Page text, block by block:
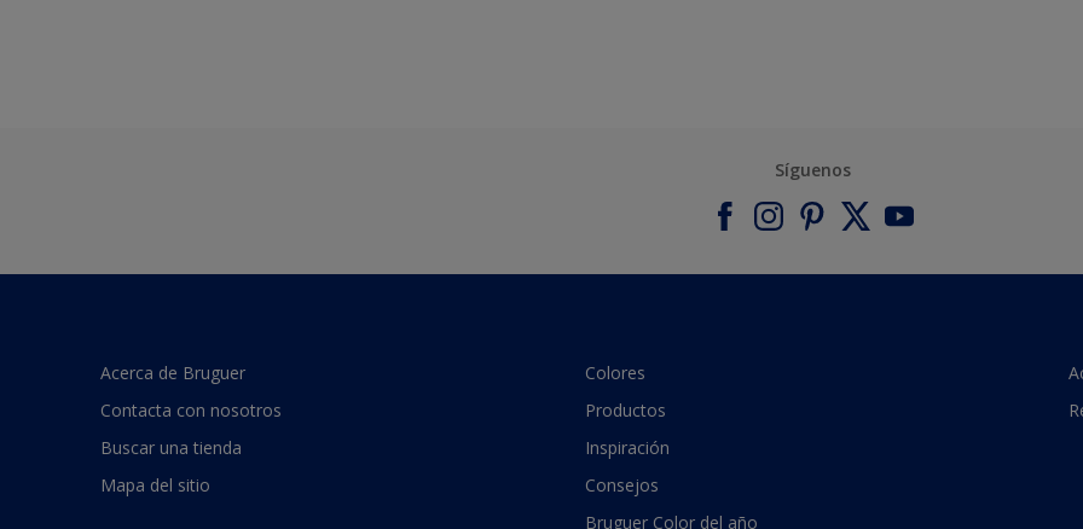
Síguenos
Acerca de Bruguer
Contacta con nosotros
Buscar una tienda
Mapa del sitio
Colores
Productos
Inspiración
Consejos
Bruguer Color del año